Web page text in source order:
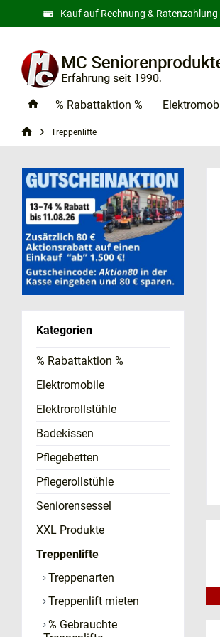
Kauf auf Rechnung &
% Rabattaktion %
Treppenlifte
Kategorien
% Rabattaktion %
Elektromobile
Elektrorollstühle
Badekissen
Pflegebetten
Pflegerollstühle
Seniorensessel
XXL Produkte
Treppenlifte
Treppenarten
Treppenlift mieten
% Gebrauchte